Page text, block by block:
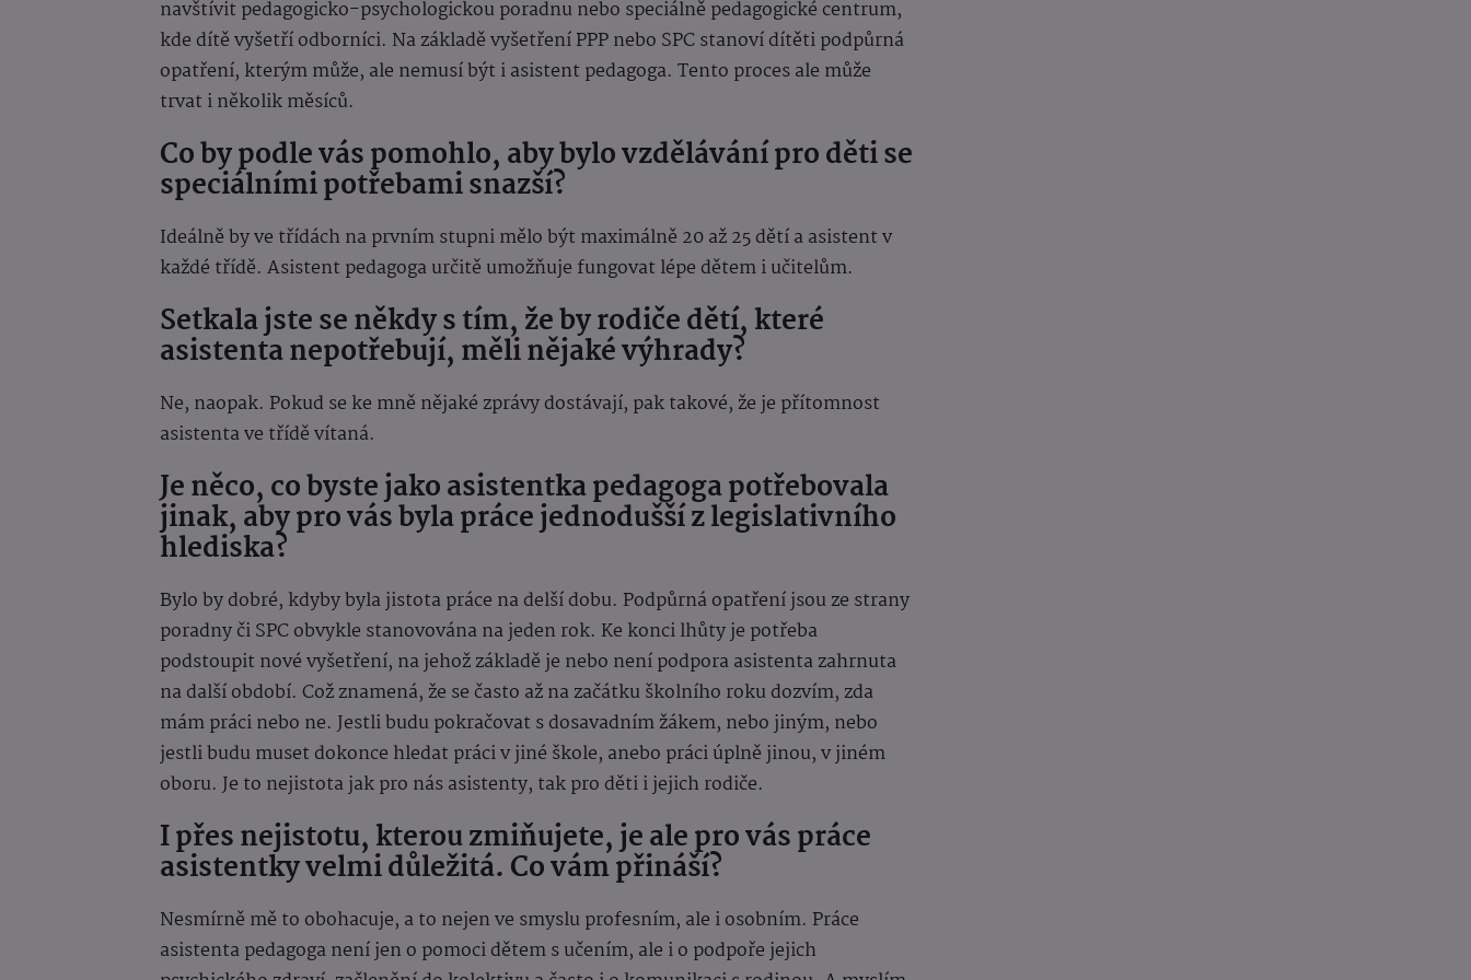
navštívit pedagogicko-psychologickou poradnu nebo speciálně pedagogické centrum,
kde dítě vyšetří odborníci. Na základě vyšetření PPP nebo SPC stanoví dítěti podpůrná
opatření, kterým může, ale nemusí být i asistent pedagoga. Tento proces ale může
trvat i několik měsíců.
Co by podle vás pomohlo, aby bylo vzdělávání pro děti se
speciálními potřebami snazší?
Ideálně by ve třídách na prvním stupni mělo být maximálně 20 až 25 dětí a asistent v
každé třídě. Asistent pedagoga určitě umožňuje fungovat lépe dětem i učitelům.
Setkala jste se někdy s tím, že by rodiče dětí, které
asistenta nepotřebují, měli nějaké výhrady?
Ne, naopak. Pokud se ke mně nějaké zprávy dostávají, pak takové, že je přítomnost
asistenta ve třídě vítaná.
Je něco, co byste jako asistentka pedagoga potřebovala
jinak, aby pro vás byla práce jednodušší z legislativního
hlediska?
Bylo by dobré, kdyby byla jistota práce na delší dobu. Podpůrná opatření jsou ze strany
poradny či SPC obvykle stanovována na jeden rok. Ke konci lhůty je potřeba
podstoupit nové vyšetření, na jehož základě je nebo není podpora asistenta zahrnuta
na další období. Což znamená, že se často až na začátku školního roku dozvím, zda
mám práci nebo ne. Jestli budu pokračovat s dosavadním žákem, nebo jiným, nebo
jestli budu muset dokonce hledat práci v jiné škole, anebo práci úplně jinou, v jiném
oboru. Je to nejistota jak pro nás asistenty, tak pro děti i jejich rodiče.
I přes nejistotu, kterou zmiňujete, je ale pro vás práce
asistentky velmi důležitá. Co vám přináší?
Nesmírně mě to obohacuje, a to nejen ve smyslu profesním, ale i osobním. Práce
asistenta pedagoga není jen o pomoci dětem s učením, ale i o podpoře jejich